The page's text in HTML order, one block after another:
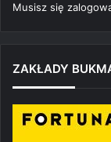
Musisz się
ZAKŁADY